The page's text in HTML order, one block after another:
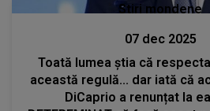
Stiri mondene
07 dec 2025
Toată lumea știa că
această regulă... dar iată că
DiCaprio a renunțat la